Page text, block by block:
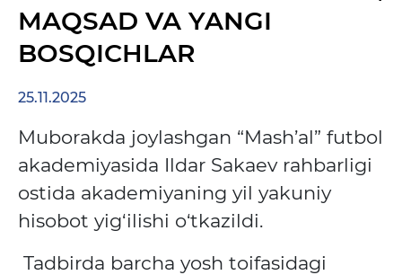
MAQSAD VA YANGI
BOSQICHLAR
25.11.2025
Muborakda joylashgan “Mash’al” futbol
akademiyasida Ildar Sakaev rahbarligi
ostida akademiyaning yil yakuniy
hisobot yig‘ilishi o‘tkazildi.
Tadbirda barcha yosh toifasidagi